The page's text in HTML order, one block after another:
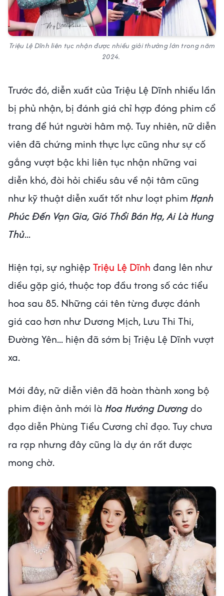
Triệu Lệ Dĩnh liên tục nhận được nhiều giải thưởng lớn trong năm
2024.
Trước đó, diễn xuất của Triệu Lệ Dĩnh nhiều lần
bị phủ nhận, bị đánh giá chỉ hợp đóng phim cổ
trang để hút người hâm mộ. Tuy nhiên, nữ diễn
viên đã chứng minh thực lực cũng như sự cố
gắng vượt bậc khi liên tục nhận những vai
diễn khó, đòi hỏi chiều sâu về nội tâm cũng
như kỹ thuật diễn xuất tốt như loạt phim Hạnh
Phúc Đến Vạn Gia, Gió Thổi Bán Hạ, Ai Là Hung
Thủ...
Hiện tại, sự nghiệp Triệu Lệ Dĩnh đang lên như
diều gặp gió, thuộc top đầu trong số các tiểu
hoa sau 85. Những cái tên từng được đánh
giá cao hơn như Dương Mịch, Lưu Thi Thi,
Đường Yên... hiện đã sớm bị Triệu Lệ Dĩnh vượt
xa.
Mới đây, nữ diễn viên đã hoàn thành xong bộ
phim điện ảnh mới là Hoa Hướng Dươngdo
đạo diễn Phùng Tiểu Cương chỉ đạo. Tuy chưa
ra rạp nhưng đây cũng là dự án rất được
mong chờ.